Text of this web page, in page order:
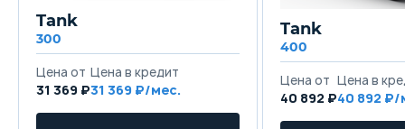
Tank
300
Цена от
31 369 ₽
Цена в кредит
31 369 ₽/мес.
Tank
400
Цена от
40 892 ₽
Цена в
40 892 ₽/